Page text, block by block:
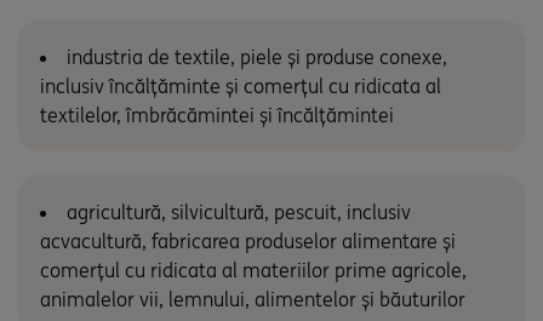
industria de textile, piele și produse conexe,
inclusiv încălțăminte și comerțul cu ridicata al
textilelor, îmbrăcămintei și încălțămintei
agricultură, silvicultură, pescuit, inclusiv
acvacultură, fabricarea produselor alimentare și
comerțul cu ridicata al materiilor prime agricole,
animalelor vii, lemnului, alimentelor și băuturilor